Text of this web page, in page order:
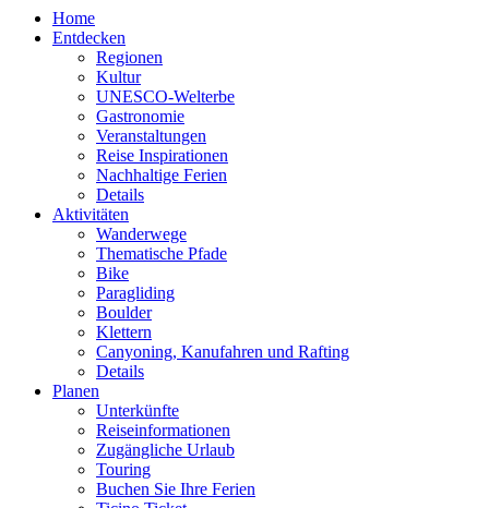
Home
Entdecken
Regionen
Kultur
UNESCO-Welterbe
Gastronomie
Veranstaltungen
Reise Inspirationen
Nachhaltige Ferien
Details
Aktivitäten
Wanderwege
Thematische Pfade
Bike
Paragliding
Boulder
Klettern
Canyoning, Kanufahren und Rafting
Details
Planen
Unterkünfte
Reiseinformationen
Zugängliche Urlaub
Touring
Buchen Sie Ihre Ferien